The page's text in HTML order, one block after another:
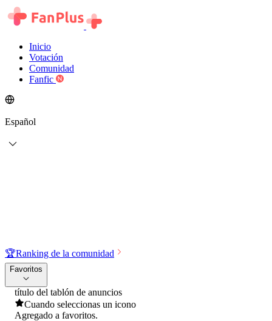
Inicio
Votación
Comunidad
Fanfic
Español
🏆Ranking de la comunidad
Favoritos
título del tablón de anuncios
Cuando seleccionas un icono
Agregado a favoritos.